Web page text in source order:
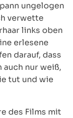
ungelogen
verwette
links oben
erlesene
darauf, dass
nur weiß,
tut und wie
des Films mit